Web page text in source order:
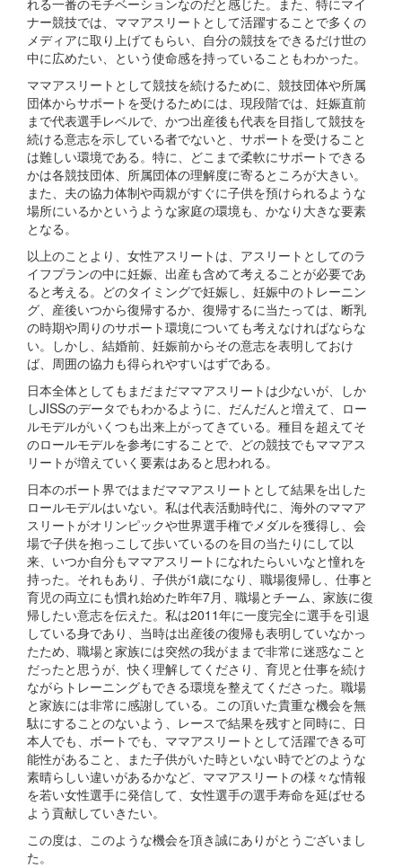
れる一番のモチベーションなのだと感じた。また、特にマイ
ナー競技では、ママアスリートとして活躍することで多くの
メディアに取り上げてもらい、自分の競技をできるだけ世の
中に広めたい、という使命感を持っていることもわかった。
ママアスリートとして競技を続けるために、競技団体や所属
団体からサポートを受けるためには、現段階では、妊娠直前
まで代表選手レベルで、かつ出産後も代表を目指して競技を
続ける意志を示している者でないと、サポートを受けること
は難しい環境である。特に、どこまで柔軟にサポートできる
かは各競技団体、所属団体の理解度に寄るところが大きい。
また、夫の協力体制や両親がすぐに子供を預けられるような
場所にいるかというような家庭の環境も、かなり大きな要素
となる。
以上のことより、女性アスリートは、アスリートとしてのラ
イフプランの中に妊娠、出産も含めて考えることが必要であ
ると考える。どのタイミングで妊娠し、妊娠中のトレーニン
グ、産後いつから復帰するか、復帰するに当たっては、断乳
の時期や周りのサポート環境についても考えなければならな
い。しかし、結婚前、妊娠前からその意志を表明しておけ
ば、周囲の協力も得られやすいはずである。
日本全体としてもまだまだママアスリートは少ないが、しか
しJISSのデータでもわかるように、だんだんと増えて、ロー
ルモデルがいくつも出来上がってきている。種目を超えてそ
のロールモデルを参考にすることで、どの競技でもママアス
リートが増えていく要素はあると思われる。
日本のボート界ではまだママアスリートとして結果を出した
ロールモデルはいない。私は代表活動時代に、海外のママア
スリートがオリンピックや世界選手権でメダルを獲得し、会
場で子供を抱っこして歩いているのを目の当たりにして以
来、いつか自分もママアスリートになれたらいいなと憧れを
持った。それもあり、子供が1歳になり、職場復帰し、仕事と
育児の両立にも慣れ始めた昨年7月、職場とチーム、家族に復
帰したい意志を伝えた。私は2011年に一度完全に選手を引退
している身であり、当時は出産後の復帰も表明していなかっ
たため、職場と家族には突然の我がままで非常に迷惑なこと
だったと思うが、快く理解してくださり、育児と仕事を続け
ながらトレーニングもできる環境を整えてくださった。職場
と家族には非常に感謝している。この頂いた貴重な機会を無
駄にすることのないよう、レースで結果を残すと同時に、日
本人でも、ボートでも、ママアスリートとして活躍できる可
能性があること、また子供がいた時といない時でどのような
素晴らしい違いがあるかなど、ママアスリートの様々な情報
を若い女性選手に発信して、女性選手の選手寿命を延ばせる
よう貢献していきたい。
この度は、このような機会を頂き誠にありがとうございまし
た。